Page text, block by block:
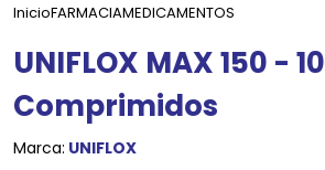
InicioFARMACIAMEDICAMENTOS
UNIFLOX MAX 150 - 10
Comprimidos
Marca: UNIFLOX